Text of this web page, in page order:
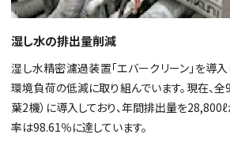
湿し水の排出量削減
湿し水精密濾過装置「エバークリーン」を導
環境負荷の低減に取り組んでいます。現在、全
葉2機）に導入しており、年間排出量を
率は98.61％に達しています。